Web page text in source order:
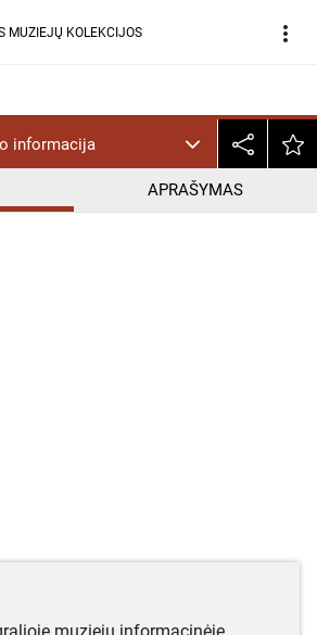
MUZIEJŲ KOLEKCIJOS more_vert
informacija
APRAŠYMAS